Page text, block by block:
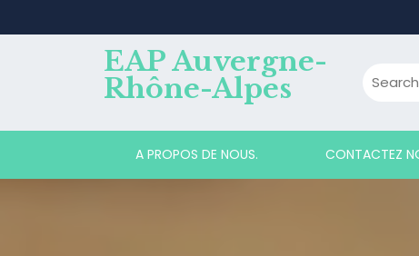
EAP Auvergne-
Rhône-Alpes
A PROPOS DE NOUS. CONTACTEZ